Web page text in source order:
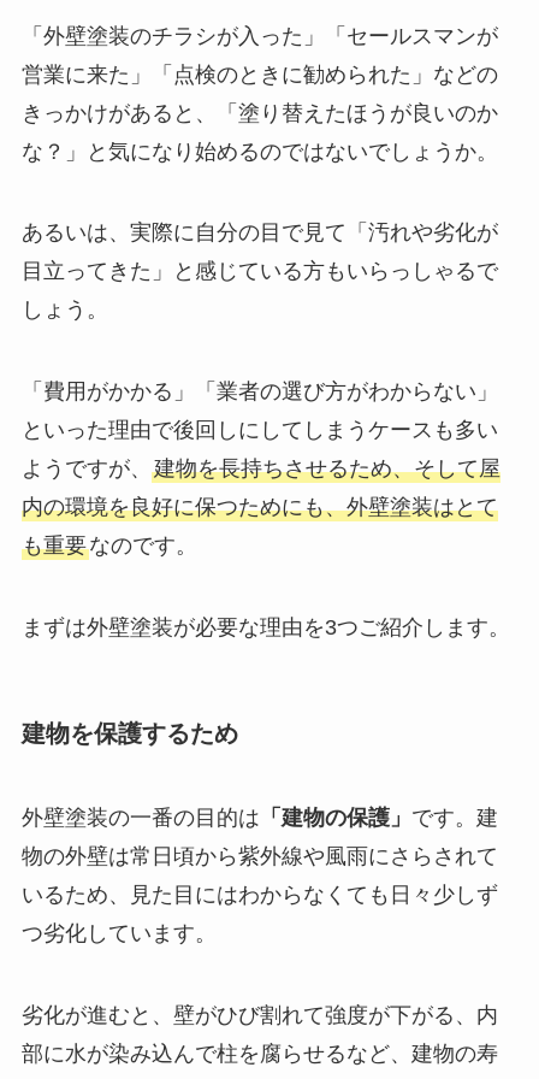
「外壁塗装のチラシが入った」「セールスマンが
営業に来た」「点検のときに勧められた」などの
きっかけがあると、「塗り替えたほうが良いのか
な？」と気になり始めるのではないでしょうか。
あるいは、実際に自分の目で見て「汚れや劣化が
目立ってきた」と感じている方もいらっしゃるで
しょう。
「費用がかかる」「業者の選び方がわからない」
といった理由で後回しにしてしまうケースも多い
ようですが、 建物を長持ちさせるため、そして屋
内の環境を良好に保つためにも、外壁塗装はとて
も重要なのです。
まずは外壁塗装が必要な理由を3つご紹介します。
建物を保護するため
外壁塗装の一番の目的は 「建物の保護」 です。建
物の外壁は常日頃から紫外線や風雨にさらされて
いるため、見た目にはわからなくても日々少しず
つ劣化しています。
劣化が進むと、壁がひび割れて強度が下がる、内
部に水が染み込んで柱を腐らせるなど、建物の寿